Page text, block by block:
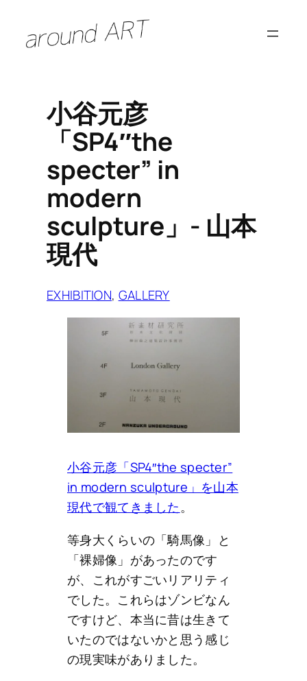
小谷元彦
「SP4″the
specter” in
modern
sculpture」- 山本
現代
EXHIBITION, GALLERY
小谷元彦「SP4″the specter”
in modern sculpture」を山本
現代で観てきました。
等身大くらいの「騎馬像」と
「裸婦像」があったのです
が、これがすごいリアリティ
でした。これらはゾンビなん
ですけど、本当に昔は生きて
いたのではないかと思う感じ
の現実味がありました。